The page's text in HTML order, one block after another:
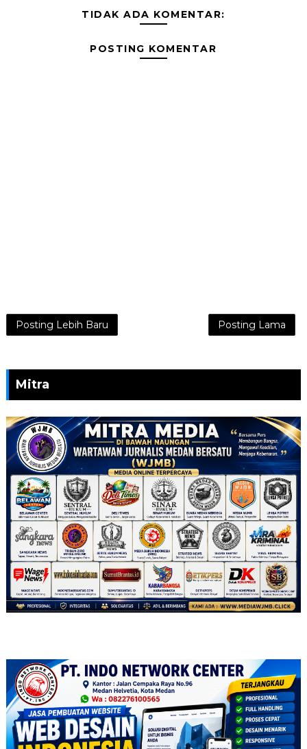
TIDAK ADA KOMENTAR:
POSTING KOMENTAR
Posting Lebih Baru Posting Lama
Mitra